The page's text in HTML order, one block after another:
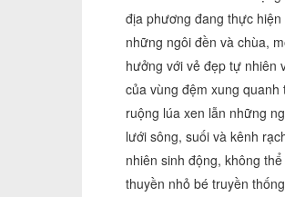
địa phương đang thực
những ngôi đền và chùa,
hưởng với vẻ đẹp tự nhiên
của vùng đệm xung
ruộng lúa xen lẫn những
lưới sông, suối và kênh
nhiên sinh động, không
thuyền nhỏ bé truyền